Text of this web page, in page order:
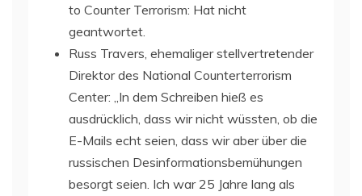
to Counter Terrorism: Hat nicht
geantwortet.
Russ Travers, ehemaliger stellvertretender
Direktor des National Counterterrorism
Center: „In dem Schreiben hieß es
ausdrücklich, dass wir nicht wüssten, ob die
E-Mails echt seien, dass wir aber über die
russischen Desinformationsbemühungen
besorgt seien. Ich war 25 Jahre lang als